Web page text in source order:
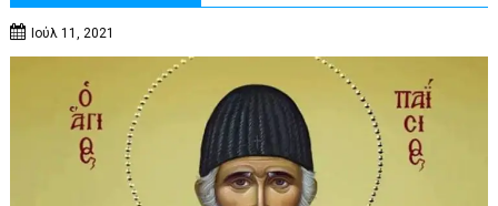
Ιούλ 11, 2021